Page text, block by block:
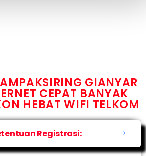
GIANYAR
CEPAT BANYAK
HEBAT WIFI TELKOM
Registrasi: